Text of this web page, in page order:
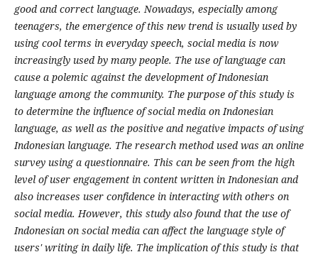
good and correct language. Nowadays, especially among
teenagers, the emergence of this new trend is usually used by
using cool terms in everyday speech, social media is now
increasingly used by many people. The use of language can
cause a polemic against the development of Indonesian
language among the community. The purpose of this study is
to determine the influence of social media on Indonesian
language, as well as the positive and negative impacts of using
Indonesian language. The research method used was an online
survey using a questionnaire. This can be seen from the high
level of user engagement in content written in Indonesian and
also increases user confidence in interacting with others on
social media. However, this study also found that the use of
Indonesian on social media can affect the language style of
users' writing in daily life. The implication of this study is that